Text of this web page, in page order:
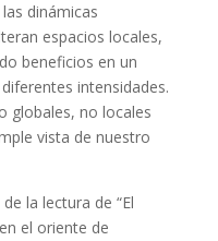
dinámicas
espacios locales,
beneficios en un
intensidades.
globales, no locales
vista de nuestro
la lectura de “El
el oriente de